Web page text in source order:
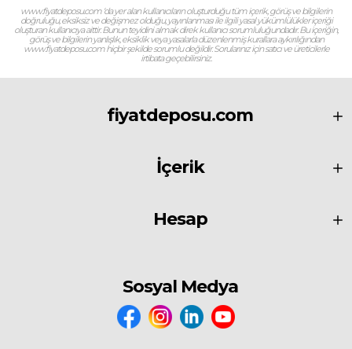
www.fiyatdeposu.com ‘da yer alan kullanıcıların oluşturduğu tüm içerik, görüş ve bilgilerin
doğruluğu, eksiksiz ve değişmez olduğu, yayınlanması ile ilgili yasal yükümlülükler içeriği
oluşturan kullanıcıya aittir. Bunun teyidini almak direk kullanıcı sorumluluğundadır. Bu içeriğin,
görüş ve bilgilerin yanlışlık, eksiklik veya yasalarla düzenlenmiş kurallara aykırılığından
www.fiyatdeposu.com hiçbir şekilde sorumlu değildir. Sorularınız için satıcı ve üreticilerle
irtibata geçebilirsiniz.
fiyatdeposu.com
İçerik
Hesap
Sosyal Medya